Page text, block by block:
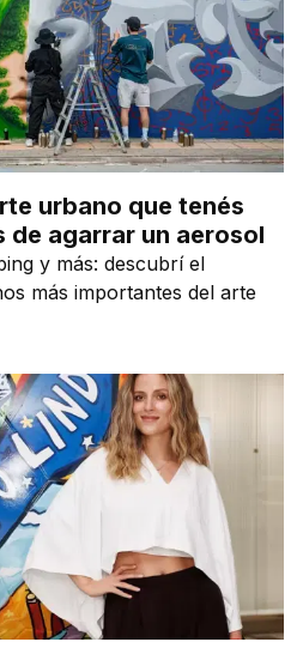
urbano que tenés
de agarrar un aerosol
y más: descubrí el
más importantes del arte